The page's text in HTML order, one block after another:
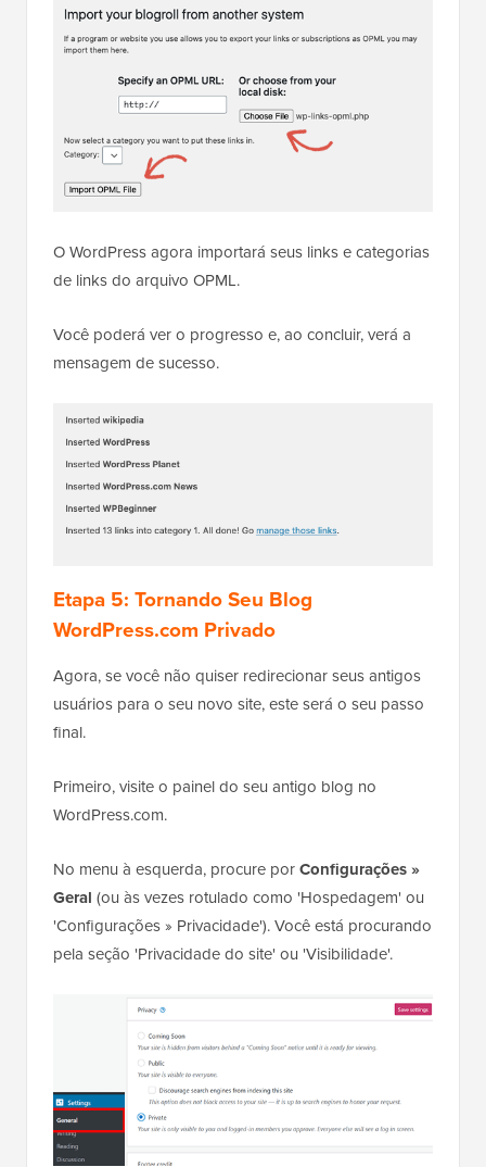
O WordPress agora importará seus links e categorias
de links do arquivo OPML.
Você poderá ver o progresso e, ao concluir, verá a
mensagem de sucesso.
Etapa 5: Tornando Seu Blog
WordPress.com Privado
Agora, se você não quiser redirecionar seus antigos
usuários para o seu novo site, este será o seu passo
final.
Primeiro, visite o painel do seu antigo blog no
WordPress.com.
No menu à esquerda, procure porConfigurações »
Geral (ou às vezes rotulado como 'Hospedagem' ou
'Configurações » Privacidade'). Você está procurando
pela seção 'Privacidade do site' ou 'Visibilidade'.